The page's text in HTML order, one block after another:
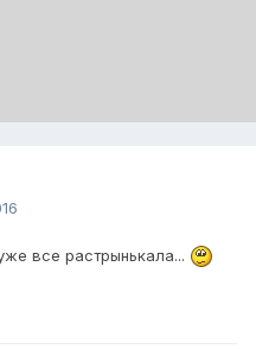
все растрынькала...